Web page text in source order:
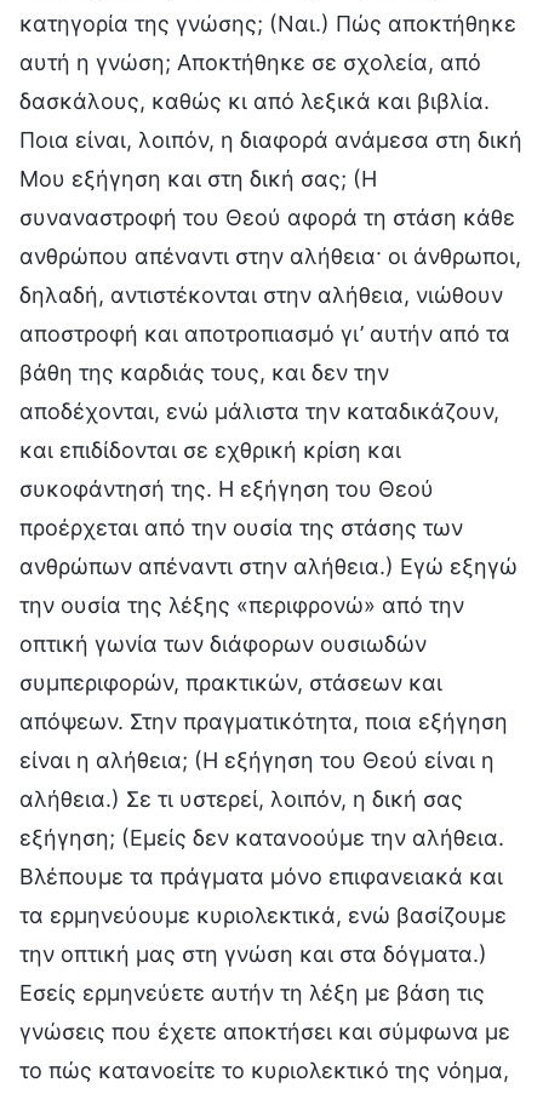
κατηγορία της γνώσης; (Ναι.) Πώς αποκτήθηκε
αυτή η γνώση; Αποκτήθηκε σε σχολεία, από
δασκάλους, καθώς κι από λεξικά και βιβλία.
Ποια είναι, λοιπόν, η διαφορά ανάμεσα στη δική
Μου εξήγηση και στη δική σας; (Η
συναναστροφή του Θεού αφορά τη στάση κάθε
ανθρώπου απέναντι στην αλήθεια· οι άνθρωποι,
δηλαδή, αντιστέκονται στην αλήθεια, νιώθουν
αποστροφή και αποτροπιασμό γι’ αυτήν από τα
βάθη της καρδιάς τους, και δεν την
αποδέχονται, ενώ μάλιστα την καταδικάζουν,
και επιδίδονται σε εχθρική κρίση και
συκοφάντησή της. Η εξήγηση του Θεού
προέρχεται από την ουσία της στάσης των
ανθρώπων απέναντι στην αλήθεια.) Εγώ εξηγώ
την ουσία της λέξης «περιφρονώ» από την
οπτική γωνία των διάφορων ουσιωδών
συμπεριφορών, πρακτικών, στάσεων και
απόψεων. Στην πραγματικότητα, ποια εξήγηση
είναι η αλήθεια; (Η εξήγηση του Θεού είναι η
αλήθεια.) Σε τι υστερεί, λοιπόν, η δική σας
εξήγηση; (Εμείς δεν κατανοούμε την αλήθεια.
Βλέπουμε τα πράγματα μόνο επιφανειακά και
τα ερμηνεύουμε κυριολεκτικά, ενώ βασίζουμε
την οπτική μας στη γνώση και στα δόγματα.)
Εσείς ερμηνεύετε αυτήν τη λέξη με βάση τις
γνώσεις που έχετε αποκτήσει και σύμφωνα με
το πώς κατανοείτε το κυριολεκτικό της νόημα,